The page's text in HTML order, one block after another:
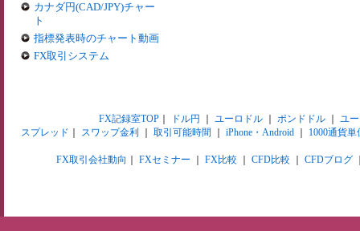
カナダ円(CAD/JPY)チャー
ト
指標発表時のチャート動画
FX取引システム
FX記録室TOP｜ ドル円 ユーロドル｜ ポンドドル｜ ユ
スプレッド
スワップ金利 取引可能時間 iPhone・Android 1000通貨単
FX取引会社動向 FXセミナー FX比較 CFD比較 CFDブログ